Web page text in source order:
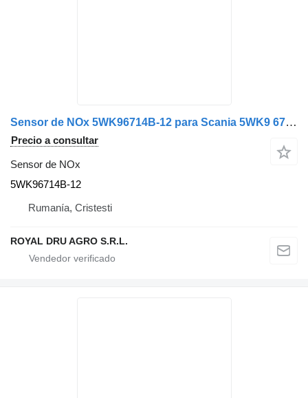
Sensor de NOx 5WK96714B-12 para Scania 5WK9 6714B camión
Precio a consultar
Sensor de NOx
5WK96714B-12
Rumanía, Cristesti
ROYAL DRU AGRO S.R.L.